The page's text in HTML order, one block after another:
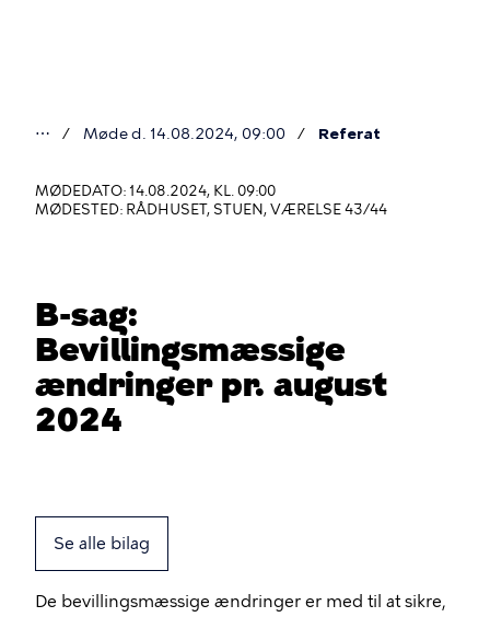
er
her
⋯ Møde d. 14.08.2024, 09:00 Referat
MØDEDATO: 14.08.2024, KL. 09:00
MØDESTED: RÅDHUSET, STUEN, VÆRELSE 43/44
B-sag:
Bevillingsmæssige
ændringer pr. august
2024
Se alle bilag
De bevillingsmæssige ændringer er med til at sikre,